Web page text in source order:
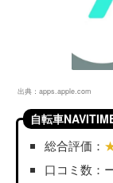
出典： apps.apple.com
自転車
総合評価：
口コミ数：